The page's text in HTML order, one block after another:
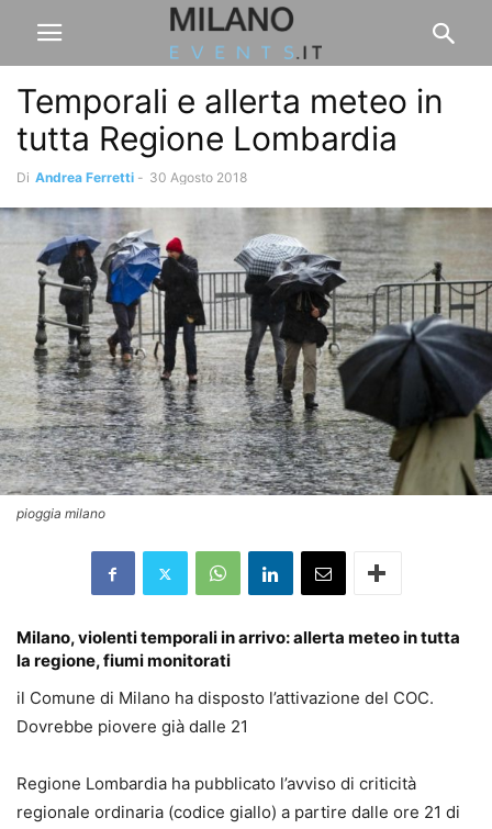
Temporali e allerta meteo in
tutta Regione Lombardia
Di Andrea Ferretti - 30 Agosto 2018
pioggia milano
Milano, violenti temporali in arrivo: allerta meteo in tutta
la regione, fiumi monitorati
il Comune di Milano ha disposto l’attivazione del COC.
Dovrebbe piovere già dalle 21
Regione Lombardia ha pubblicato l’avviso di criticità
regionale ordinaria (codice giallo) a partire dalle ore 21 di